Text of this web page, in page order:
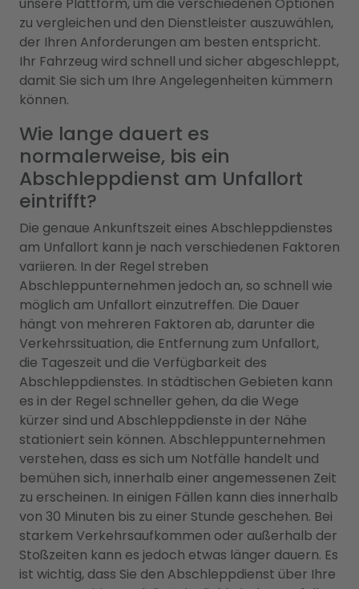
zu vergleichen und den Dienstleister auszuwählen,
der Ihren Anforderungen am besten entspricht.
Ihr Fahrzeug wird schnell und sicher abgeschleppt,
damit Sie sich um Ihre Angelegenheiten kümmern
können.
Wie lange dauert es
normalerweise, bis ein
Abschleppdienst am Unfallort
eintrifft?
Die genaue Ankunftszeit eines Abschleppdienstes
am Unfallort kann je nach verschiedenen Faktoren
variieren. In der Regel streben
Abschleppunternehmen jedoch an, so schnell wie
möglich am Unfallort einzutreffen. Die Dauer
hängt von mehreren Faktoren ab, darunter die
Verkehrssituation, die Entfernung zum Unfallort,
die Tageszeit und die Verfügbarkeit des
Abschleppdienstes. In städtischen Gebieten kann
es in der Regel schneller gehen, da die Wege
kürzer sind und Abschleppdienste in der Nähe
stationiert sein können. Abschleppunternehmen
verstehen, dass es sich um Notfälle handelt und
bemühen sich, innerhalb einer angemessenen Zeit
zu erscheinen. In einigen Fällen kann dies innerhalb
von 30 Minuten bis zu einer Stunde geschehen. Bei
starkem Verkehrsaufkommen oder außerhalb der
Stoßzeiten kann es jedoch etwas länger dauern. Es
ist wichtig, dass Sie den Abschleppdienst über Ihre